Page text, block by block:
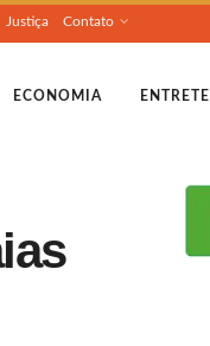
Justiça Contato
ECONOMIA